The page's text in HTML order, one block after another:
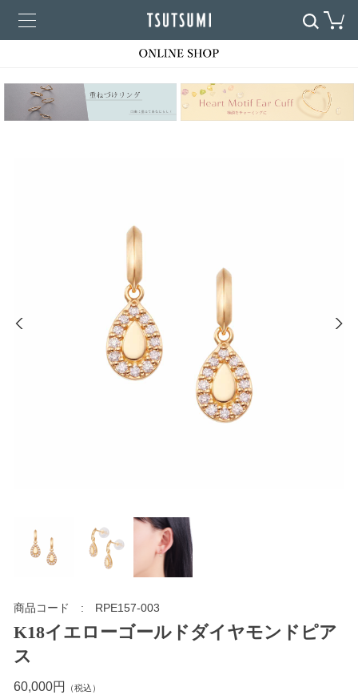
商品コード RPE157-003
K18イエローゴールドダイヤモンドピア
ス
60,000円 （税込）